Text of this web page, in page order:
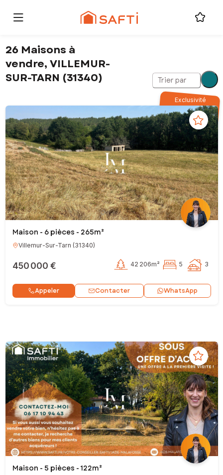
26 Maisons à
vendre, VILLEMUR-
SUR-TARN (31340)
Trier par
Exclusivité
Maison - 6 pièces - 265m²
Villemur-Sur-Tarn (31340)
450 000 € 42 206m² 5 3
Appeler Contacter WhatsApp
Maison - 5 pièces - 122m²